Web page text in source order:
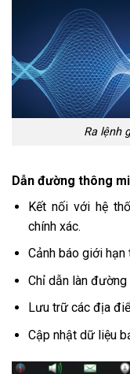
Ra lệnh
Dẫn đường thông
Kết nối với hệ
chính xác.
Cảnh báo giới
Chỉ dẫn làn
Lưu trữ các địa
Cập nhật dữ liệu